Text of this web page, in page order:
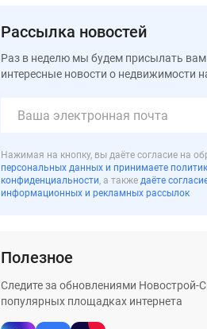
Рассылка новостей
Раз в неделю мы будем присылать
интересные новости о недвижимости
Нажимая на кнопку, вы даёте согласие на
персональных данных и принимаете
конфиденциальности, а также даёте
информационных и рекламных рассылок
Полезное
Следите за обновлениями Новострой-
популярных площадках интернета